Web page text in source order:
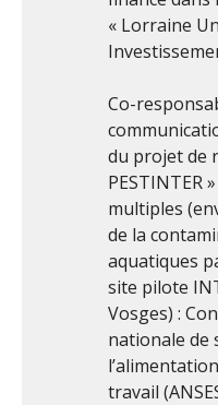
« Lorraine
Co-
du projet de
PESTINTER
multiples
de la
aquatiques
site pilote
Vosges) :
nationale de
travail